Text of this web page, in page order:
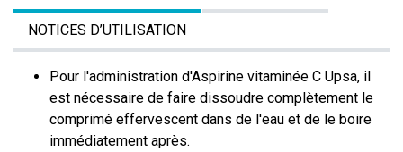
NOTICES D’UTILISATION
Pour l'administration d'Aspirine vitaminée C Upsa, il
est nécessaire de faire dissoudre complètement le
comprimé effervescent dans de l'eau et de le boire
immédiatement après.